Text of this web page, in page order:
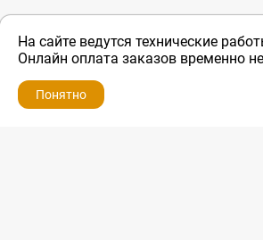
На сайте ведутся технические
Онлайн оплата заказов временно
Понятно